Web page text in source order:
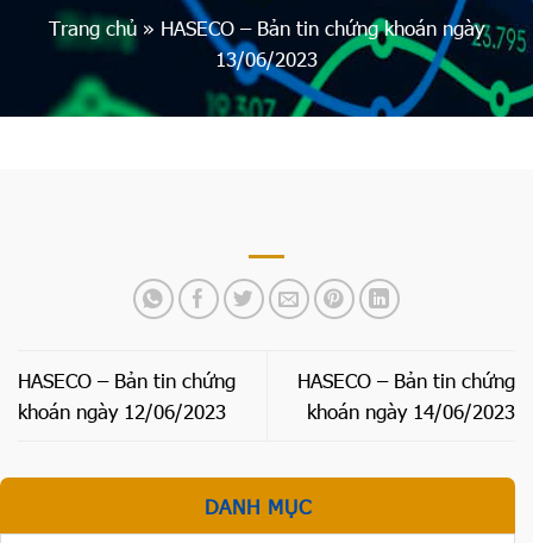
Trang chủ » HASECO – Bản tin chứng khoán ngày
13/06/2023
HASECO – Bản tin chứng
khoán ngày 12/06/2023
HASECO – Bản tin chứng
khoán ngày 14/06/2023
DANH MỤC